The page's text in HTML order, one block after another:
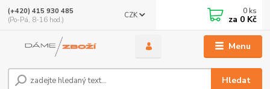
Menu
CZK
Hledat
(+420) 415 930 485
(Po-Pá, 8-16 hod.)
0 ks
za 0 Kč